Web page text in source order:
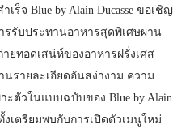
ร็จ Blue by Alain Ducasse ขอเชิญ
รับประทานอาหารสุดพิเศษผ่าน
ายทอดเสน่ห์ของอาหารฝรั่งเศส
รายละเอียดอันสง่างาม ความ
ะตัวในแบบฉบับของ Blue by Alain
เตรียมพบกับการเปิดตัวเมนูใหม่